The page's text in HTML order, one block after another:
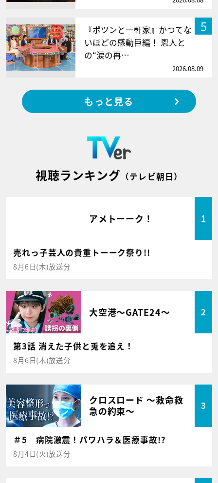
5
『ポツンと一軒家』かつてな
いほどの感動巨編！ 恩人と
の“涙の再…
2026.08.09
もっと見る
視聴ランキング （テレビ朝日）
アメトーーク！ 1
売れっ子芸人の貴重トーーク祭り!!
8月6日(木)放送分
大空港～GATE24～ 2
第3話 消えた子供と兎を追え！
8月6日(木)放送分
クロスロード ～救命救
急の約束～
3
＃5 病院激震！パワハラ＆医療事故!?
8月4日(火)放送分